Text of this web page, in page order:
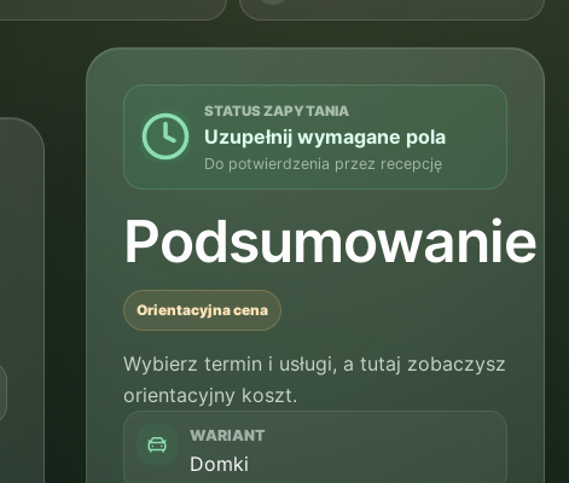
STATUS ZAPYTANIA
Uzupełnij wymagane pola
Do potwierdzenia przez recepcję
Podsumowanie
Orientacyjna cena
Wybierz termin i usługi, a tutaj zobaczysz
orientacyjny koszt.
WARIANT
Domki